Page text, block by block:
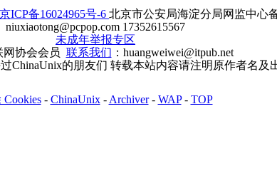
京ICP备16024965号-6 北京市公安局海淀分局网监中心
niuxiaotong@pcpop.com 17352615567
未成年举报专区
网协会会员 联系我们 ：huangweiwei@itpub.net
ChinaUnix的朋友们 转载本站内容请注明原作者名及
Cookies- ChinaUnix- Archiver- WAP- TOP